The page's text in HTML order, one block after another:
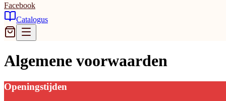
Facebook
Catalogus
Algemene voorwaarden
Openingstijden